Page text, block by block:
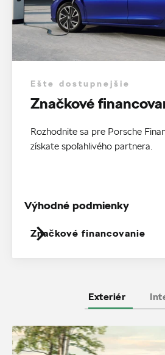
Ešte dostupnejšie
Značkové
Rozhodnite sa pre Porsche
získate spoľahlivého partnera.
Značkové financovanie
Výhodné podmienky
Exteriér